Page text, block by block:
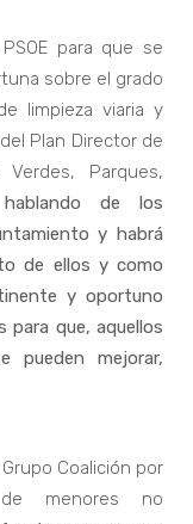
para que se
sobre el grado
limpieza viaria y
Plan Director de
Parques,
hablando de los
y habrá
de ellos y como
y oportuno
para que, aquellos
pueden mejorar,
Coalición por
menores no